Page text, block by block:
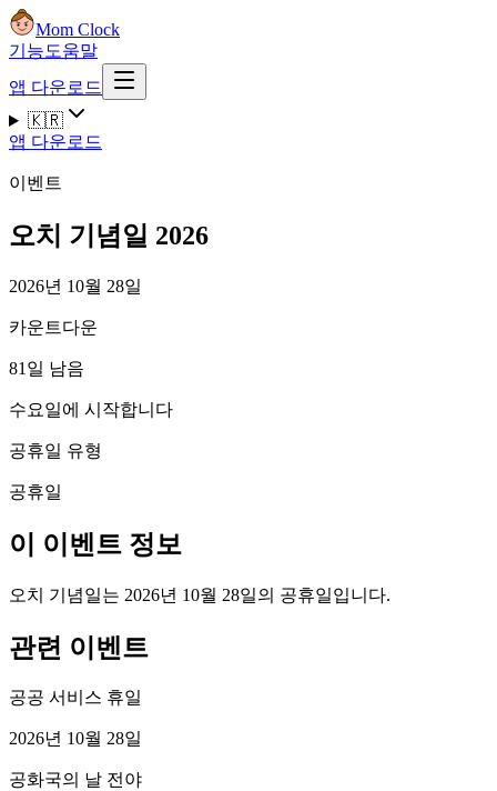
Mom Clock
기능도움말
앱 다운로드
🇰🇷
앱 다운로드
이벤트
오치 기념일 2026
2026년 10월 28일
카운트다운
81일 남음
수요일에 시작합니다
공휴일 유형
공휴일
이 이벤트 정보
오치 기념일는 2026년 10월 28일의 공휴일입니다.
관련 이벤트
공공 서비스 휴일
2026년 10월 28일
공화국의 날 전야